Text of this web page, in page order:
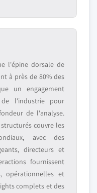
l'épine dorsale de
à près de 80% des
un engagement
l'industrie pour
de l'analyse.
couvre les
avec des
directeurs et
fournissent
opérationnelles et
complets et des